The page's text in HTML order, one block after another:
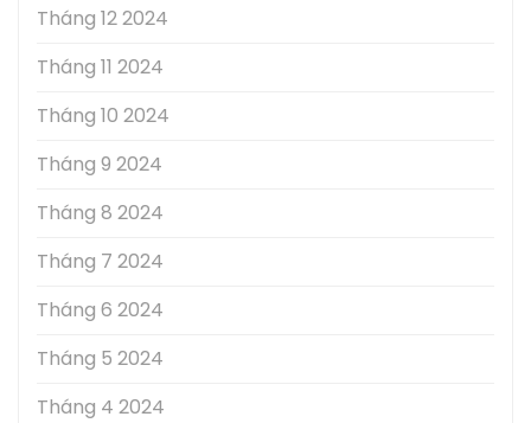
Tháng 12 2024
Tháng 11 2024
Tháng 10 2024
Tháng 9 2024
Tháng 8 2024
Tháng 7 2024
Tháng 6 2024
Tháng 5 2024
Tháng 4 2024